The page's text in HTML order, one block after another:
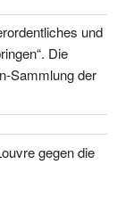
und
Die
Sammlung der
gegen die